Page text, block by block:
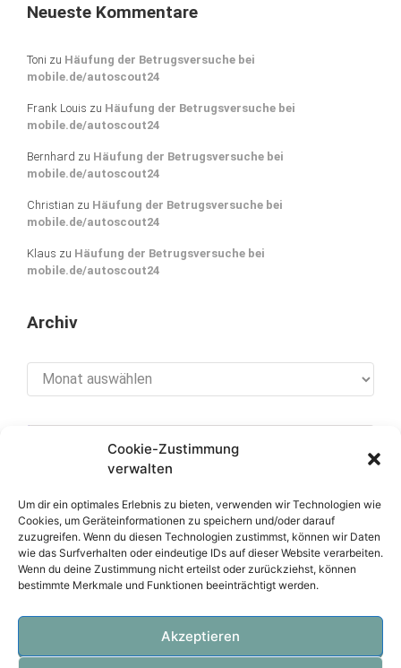
Cookie-Zustimmung
verwalten
Um dir ein optimales Erlebnis zu bieten, verwenden wir Technologien wie
Cookies, um Geräteinformationen zu speichern und/oder darauf
zuzugreifen. Wenn du diesen Technologien zustimmst, können wir Daten
wie das Surfverhalten oder eindeutige IDs auf dieser Website verarbeiten.
Wenn du deine Zustimmung nicht erteilst oder zurückziehst, können
bestimmte Merkmale und Funktionen beeinträchtigt werden.
Akzeptieren
Neueste Kommentare
Toni zu Häufung der Betrugsversuche bei
mobile.de/autoscout24
Frank Louis zu Häufung der Betrugsversuche bei
mobile.de/autoscout24
Bernhard zu Häufung der Betrugsversuche bei
mobile.de/autoscout24
Christian zu Häufung der Betrugsversuche bei
mobile.de/autoscout24
Klaus zu Häufung der Betrugsversuche bei
mobile.de/autoscout24
Archiv
[cookies_revoke]
Über diese Seite
Datenschutzerklärung